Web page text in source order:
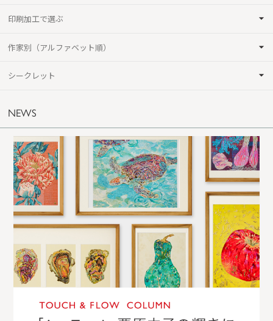
印刷加工で選ぶ
作家別（アルファベット順）
シークレット
NEWS